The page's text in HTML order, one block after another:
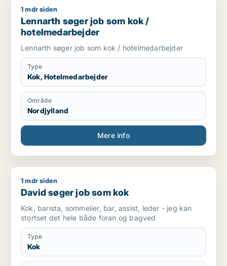
Lennarth søger job som kok / hotelmedarbejder
1 mdr siden
Lennarth søger job som kok /
hotelmedarbejder
Lennarth søger job som kok / hotelmedarbejder
Type
Kok, Hotelmedarbejder
Område
Nordjylland
Mere info
David søger job som kok
1 mdr siden
David søger job som kok
Kok, barista, sommelier, bar, assist, leder - jeg kan
stortset det hele både foran og bagved
Type
Kok